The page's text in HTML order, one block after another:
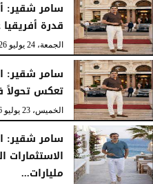
سامر شقير:
قدرة أفريقيا على
الجمعة، 24 يوليو 2026
سامر شقير:
تعكس تحولاً
الخميس، 23 يوليو 2026
سامر شقير:
مليارات...